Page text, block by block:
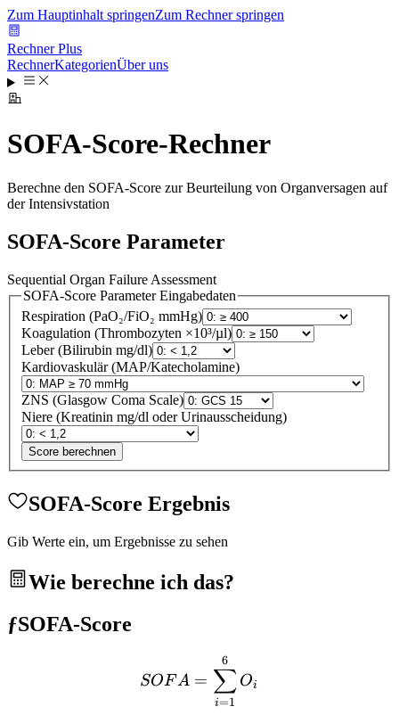
Zum Hauptinhalt springenZum Rechner springen
Rechner Plus
RechnerKategorienÜber uns
SOFA-Score-Rechner
Berechne den SOFA-Score zur Beurteilung von Organversagen auf
der Intensivstation
SOFA-Score Parameter
Sequential Organ Failure Assessment
SOFA-Score ParameterEingabedaten
Respiration (PaO₂/FiO₂ mmHg)
Koagulation (Thrombozyten ×10³/µl)
Leber (Bilirubin mg/dl)
Kardiovaskulär (MAP/Katecholamine)
ZNS (Glasgow Coma Scale)
Niere (Kreatinin mg/dl oder Urinausscheidung)
Score berechnen
SOFA-Score Ergebnis
Gib Werte ein, um Ergebnisse zu sehen
Wie berechne ich das?
ƒSOFA-Score
SOFA = \sum_{i=1}^{6}
SOFA =
i=1
∑
6
Oi